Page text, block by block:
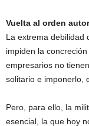
Vuelta al orden
La extrema debilidad
impiden la
empresarios no
solitario e imponerlo,
Pero, para ello, la
esencial, la que hoy